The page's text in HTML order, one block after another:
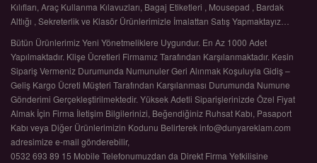
Kılıfları, Araç Kullanma Kılavuzları, Bagaj Etiketleri , Mousepad , Bardak
Altlığı , Sekreterlik ve Klasör Ürünlerimizle İmalattan Satış Yapmaktayız…
Bütün Ürünlerimiz Yeni Yönetmeliklere Uygundur. En Az 1000 Adet
Yapılmaktadır. Klişe Ücretleri Firmamız Tarafından Karşılanmaktadır. Kesin
Sipariş Vermeniz Durumunda Numunuler Geri Alınmak Koşuluyla Gidiş –
Geliş Kargo Ücreti Müşteri Tarafından Karşılanması Durumunda Numune
Gönderimi Gerçekleştirilmektedir. Yüksek Adetli Siparişlerinizde Özel Fiyat
Almak İçin Firma İletişim Bilgilerinizi, Beğendiğiniz Ruhsat Kabı, Pasaport
Kabı veya Diğer Ürünlerimizin Kodunu Belirterek info@dunyareklam.com
adresimize e-mail gönderebilir,
0532 693 89 15 Mobile Telefonumuzdan da Direkt Firma Yetkilisine